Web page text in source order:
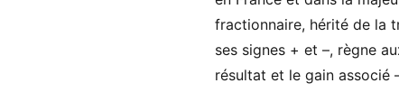
fractionnaire, hérité de la
ses signes + et –, règne
résultat et le gain